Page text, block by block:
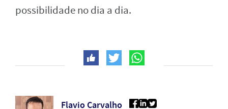
possibilidade no dia a dia.
Flavio Carvalho